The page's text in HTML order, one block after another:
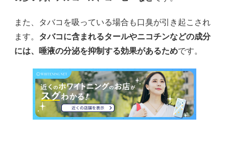
また、タバコを吸っている場合も口臭が引き起こされ
ます。 タバコに含まれるタールやニコチンなどの成分
には、唾液の分泌を抑制する効果があるためです。